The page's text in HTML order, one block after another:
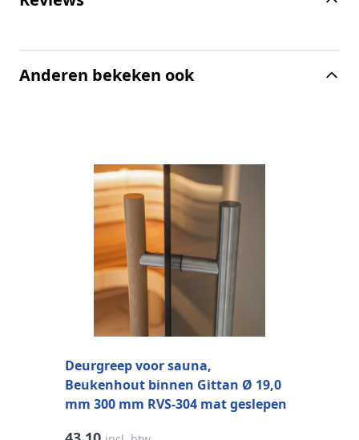
Anderen bekeken ook
Deurgreep voor sauna,
Beukenhout binnen Gittan Ø 19,0
mm 300 mm RVS-304 mat geslepen